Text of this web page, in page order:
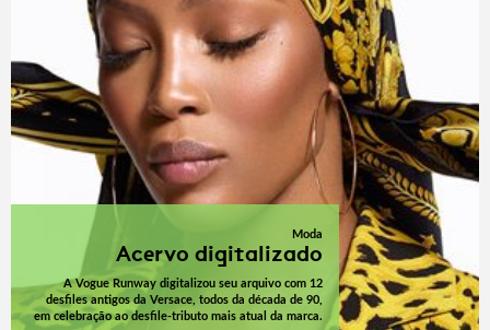
Moda
Acervo digitalizado
A Vogue Runway digitalizou seu arquivo com 12
desfiles antigos da Versace, todos da década de 90,
em celebração ao desfile-tributo mais atual da marca.